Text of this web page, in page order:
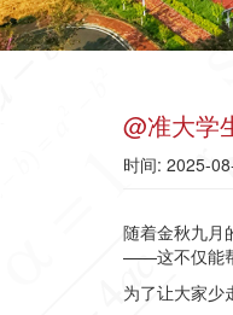
@准大学
时间: 2025-
随着金秋九月
——这不仅能帮
为了让大家少